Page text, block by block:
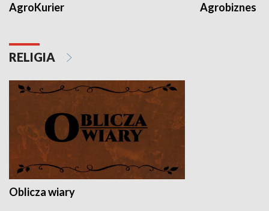
AgroKurier Agrobiznes
RELIGIA
Oblicza wiary